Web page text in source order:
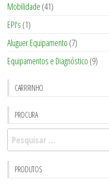
Mobilidade (41)
EPI's (1)
Aluguer Equipamento (7)
Equipamentos e Diagnóstico (9)
CARRRINHO
PROCURA
Pesquisar
por:
PRODUTOS